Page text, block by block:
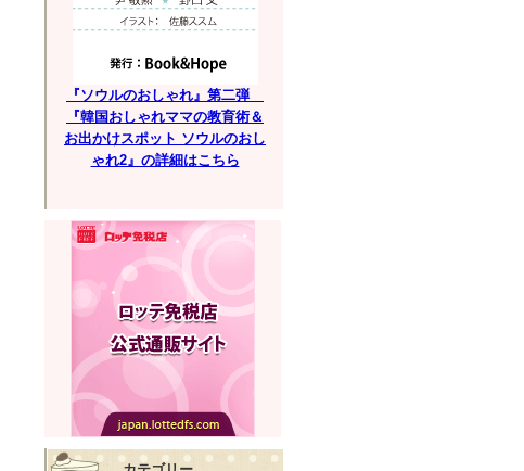
『ソウルのおしゃれ』第二弾
『韓国おしゃれママの教育術＆
お出かけスポット ソウルのおし
ゃれ2』の詳細はこちら